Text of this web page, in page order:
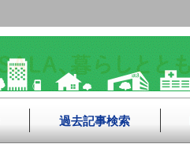
過去記事検索